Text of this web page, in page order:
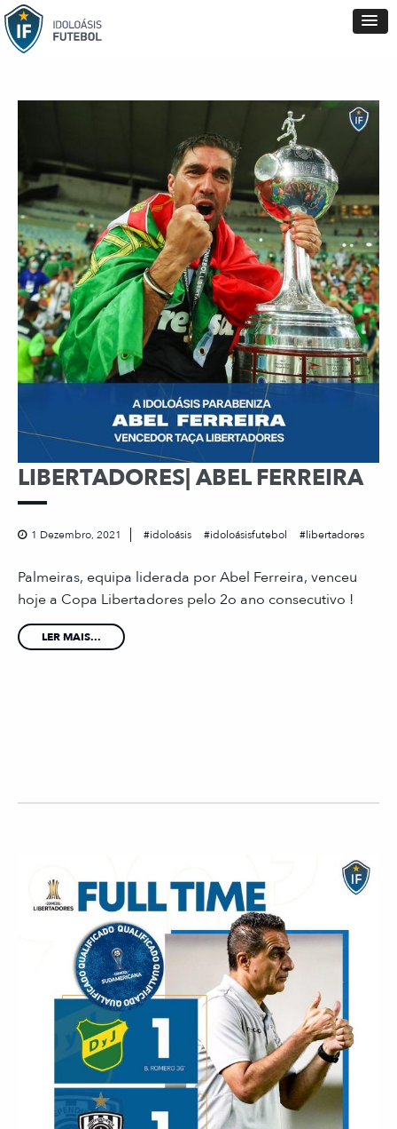
LIBERTADORES| ABEL FERREIRA
1 Dezembro, 2021 idoloásis idoloásisfutebol libertadores
Palmeiras, equipa liderada por Abel Ferreira, venceu
hoje a Copa Libertadores pelo 2o ano consecutivo !
LER MAIS...